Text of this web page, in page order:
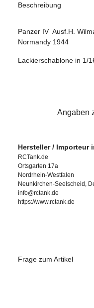
Beschreibung
Panzer IV Ausf.H.
Normandy 1944
Lackierschablone in 1/
Angaben
Hersteller / Importeur
RCTank.de
Ortsgarten 17a
Nordrhein-Westfalen
Neunkirchen-Seelscheid,
info@rctank.de
https://www.rctank.de
Frage zum Artikel